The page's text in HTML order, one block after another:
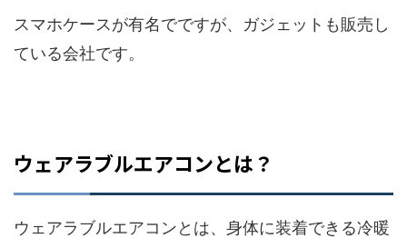
スマホケースが有名でですが、ガジェットも販売し
ている会社です。
ウェアラブルエアコンとは？
ウェアラブルエアコンとは、身体に装着できる冷暖